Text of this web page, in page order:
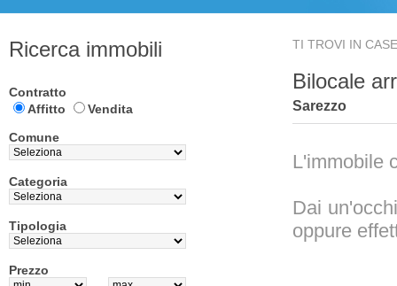
Ricerca immobili
Contratto
Affitto
Vendita
Comune
Categoria
Tipologia
Prezzo
TI TROVI IN
Bilocale
Sarezzo
L'immobile
Dai
oppure